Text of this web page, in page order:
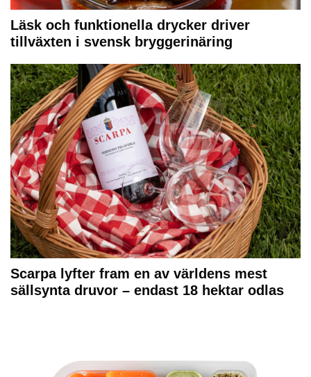
Läsk och funktionella drycker driver
tillväxten i svensk bryggerinäring
Scarpa lyfter fram en av världens mest
sällsynta druvor – endast 18 hektar odlas